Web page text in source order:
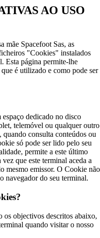
AO USO
mãe Spacefoot Sas, as
"Cookies" instalados
Esta página permite-lhe
é utilizado e como pode ser
dedicado no disco
telemóvel ou qualquer outro
consulta conteúdos ou
só pode ser lido pelo seu
permite a este último
que este terminal aceda a
mesmo emissor. O Cookie não
navegador do seu terminal.
objectivos descritos abaixo,
quando visitar o nosso